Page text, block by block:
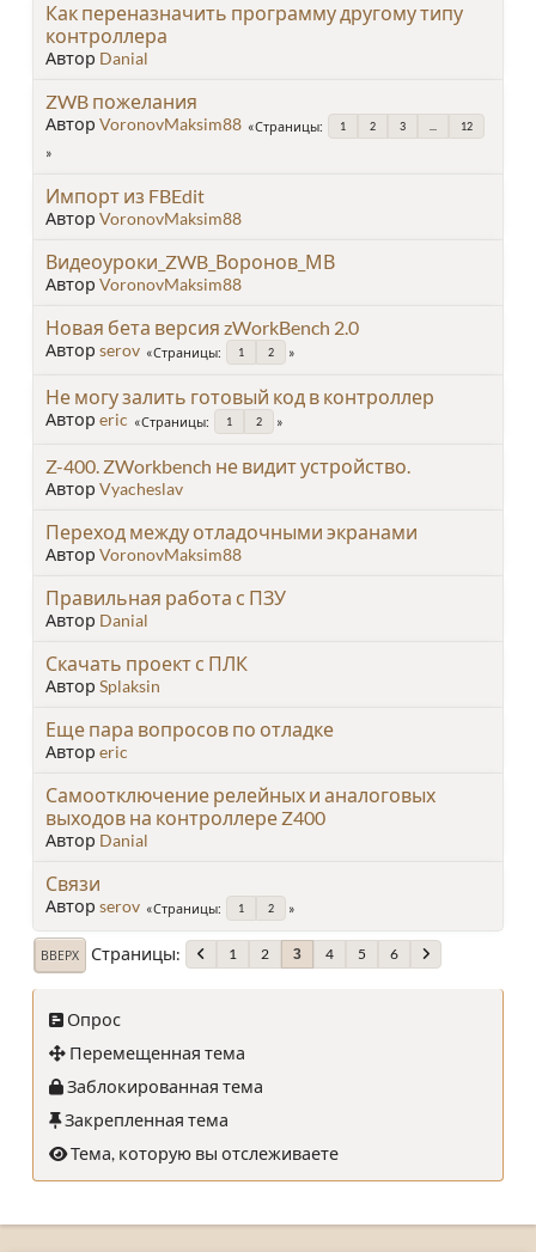
Как переназначить программу другому типу
контроллера
Автор Danial
ZWB пожелания
Автор VoronovMaksim88 Страницы 1 2 3 12
Импорт из FBEdit
Автор VoronovMaksim88
Видеоуроки_ZWB_Воронов_МВ
Автор VoronovMaksim88
Новая бета версия zWorkBench 2.0
Автор serov Страницы 1 2
Не могу залить готовый код в контроллер
Автор eric Страницы 1 2
Z-400. ZWorkbench не видит устройство.
Автор Vyacheslav
Переход между отладочными экранами
Автор VoronovMaksim88
Правильная работа с ПЗУ
Автор Danial
Скачать проект с ПЛК
Автор Splaksin
Еще пара вопросов по отладке
Автор eric
Самоотключение релейных и аналоговых
выходов на контроллере Z400
Автор Danial
Связи
Автор serov Страницы 1 2
ВВЕРХ Страницы 1 2 3 4 5 6
Опрос
Перемещенная тема
Заблокированная тема
Закрепленная тема
Тема, которую вы отслеживаете